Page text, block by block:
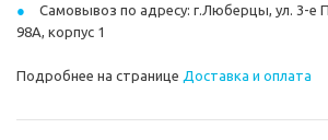
Самовывоз по адресу: г.Люберцы, ул. 3-е
98А, корпус 1
Подробнее на странице Доставка и оплата